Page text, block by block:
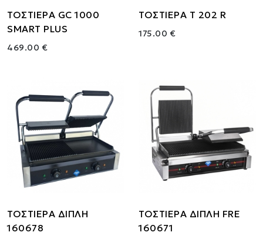
ΤΟΣΤΙΕΡΑ GC 1000
SMART PLUS
469.00 €
ΤΟΣΤΙΕΡΑ Τ 202 R
175.00 €
ΤΟΣΤΙΕΡΑ ΔΙΠΛΗ
160678
ΤΟΣΤΙΕΡΑ ΔΙΠΛΗ FRE
160671